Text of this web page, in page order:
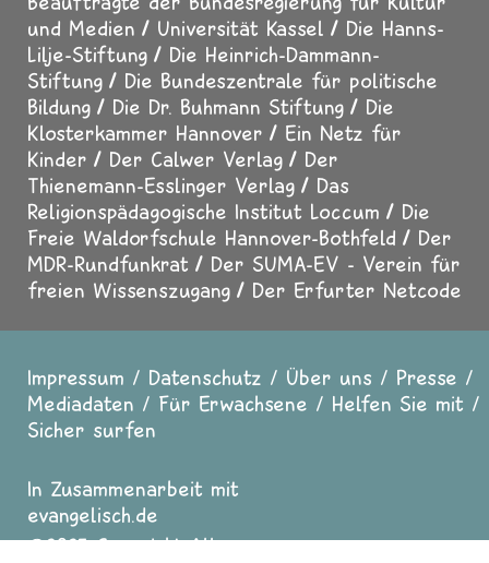
und Medien
Universität Kassel
Die Hanns-
Lilje-Stiftung
Die Heinrich-Dammann-
Stiftung
Die Bundeszentrale für politische
Bildung
Die Dr. Buhmann Stiftung
Die
Klosterkammer Hannover
Ein Netz für
Kinder
Der Calwer Verlag
Der
Thienemann-Esslinger Verlag
Das
Religionspädagogische Institut Loccum
Die
Freie Waldorfschule Hannover-Bothfeld
Der
MDR-Rundfunkrat
Der SUMA-EV - Verein für
freien Wissenszugang
Der Erfurter Netcode
Fußzeile
Impressum Datenschutz Über uns
Presse
Mediadaten
Für Erwachsene
Helfen Sie mit
Sicher surfen
In Zusammenarbeit mit
evangelisch.de
2025 Copyright All